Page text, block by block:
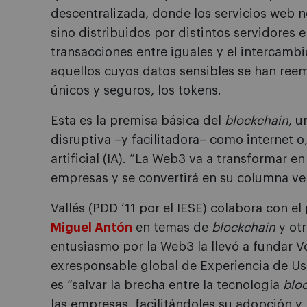
descentralizada, donde los servicios web
sino distribuidos por distintos servidores
transacciones entre iguales y el
aquellos cuyos datos sensibles se han
únicos y seguros, los tokens.
Esta es la premisa básica del blockchain,
disruptiva –y facilitadora– como internet
artificial (IA). “La Web3 va a transformar
empresas y se convertirá en su columna
Vallés (PDD ‘11 por el IESE) colabora con
Miguel Antón en temas de blockchain y
entusiasmo por la Web3 la llevó a fundar
exresponsable global de Experiencia de
es “salvar la brecha entre la tecnología
las empresas, facilitándoles su adopción